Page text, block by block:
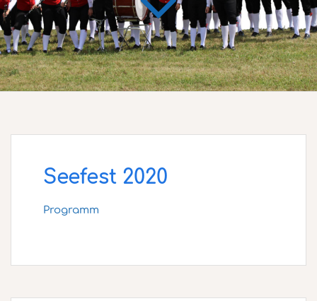
Seefest 2020
Programm